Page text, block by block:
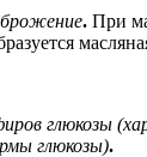
брожение. При
глюкозы
глюкозы).